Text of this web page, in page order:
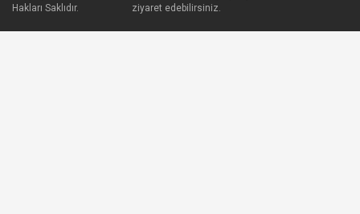
Hakları Saklıdır.
ziyaret edebilirsiniz.